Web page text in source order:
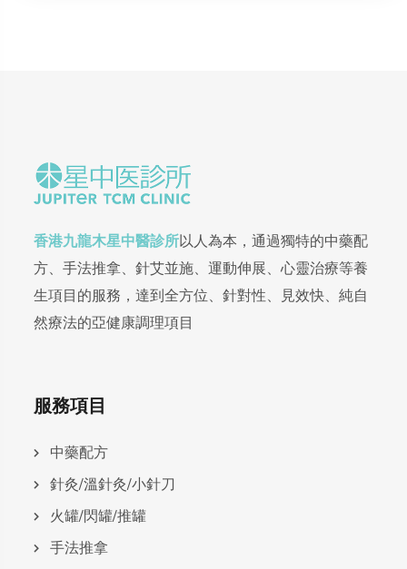
香港九龍木星中醫診所以人為本，通過獨特的中藥配
方、手法推拿、針艾並施、運動伸展、心靈治療等養
生項目的服務，達到全方位、針對性、見效快、純自
然療法的亞健康調理項目
服務項目
中藥配方
針灸/溫針灸/小針刀
火罐/閃罐/推罐
手法推拿